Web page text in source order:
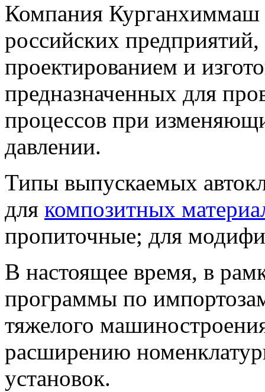
Компания Курганхиммаш
российских
проектированием и
предназначенных для
процессов при
давлении.
Типы выпускаемых
для композитных
пропиточные; для
В настоящее время, в
программы по
тяжелого
расширению
установок.